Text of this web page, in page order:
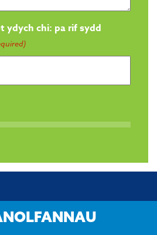
ydych chi: pa rif sydd